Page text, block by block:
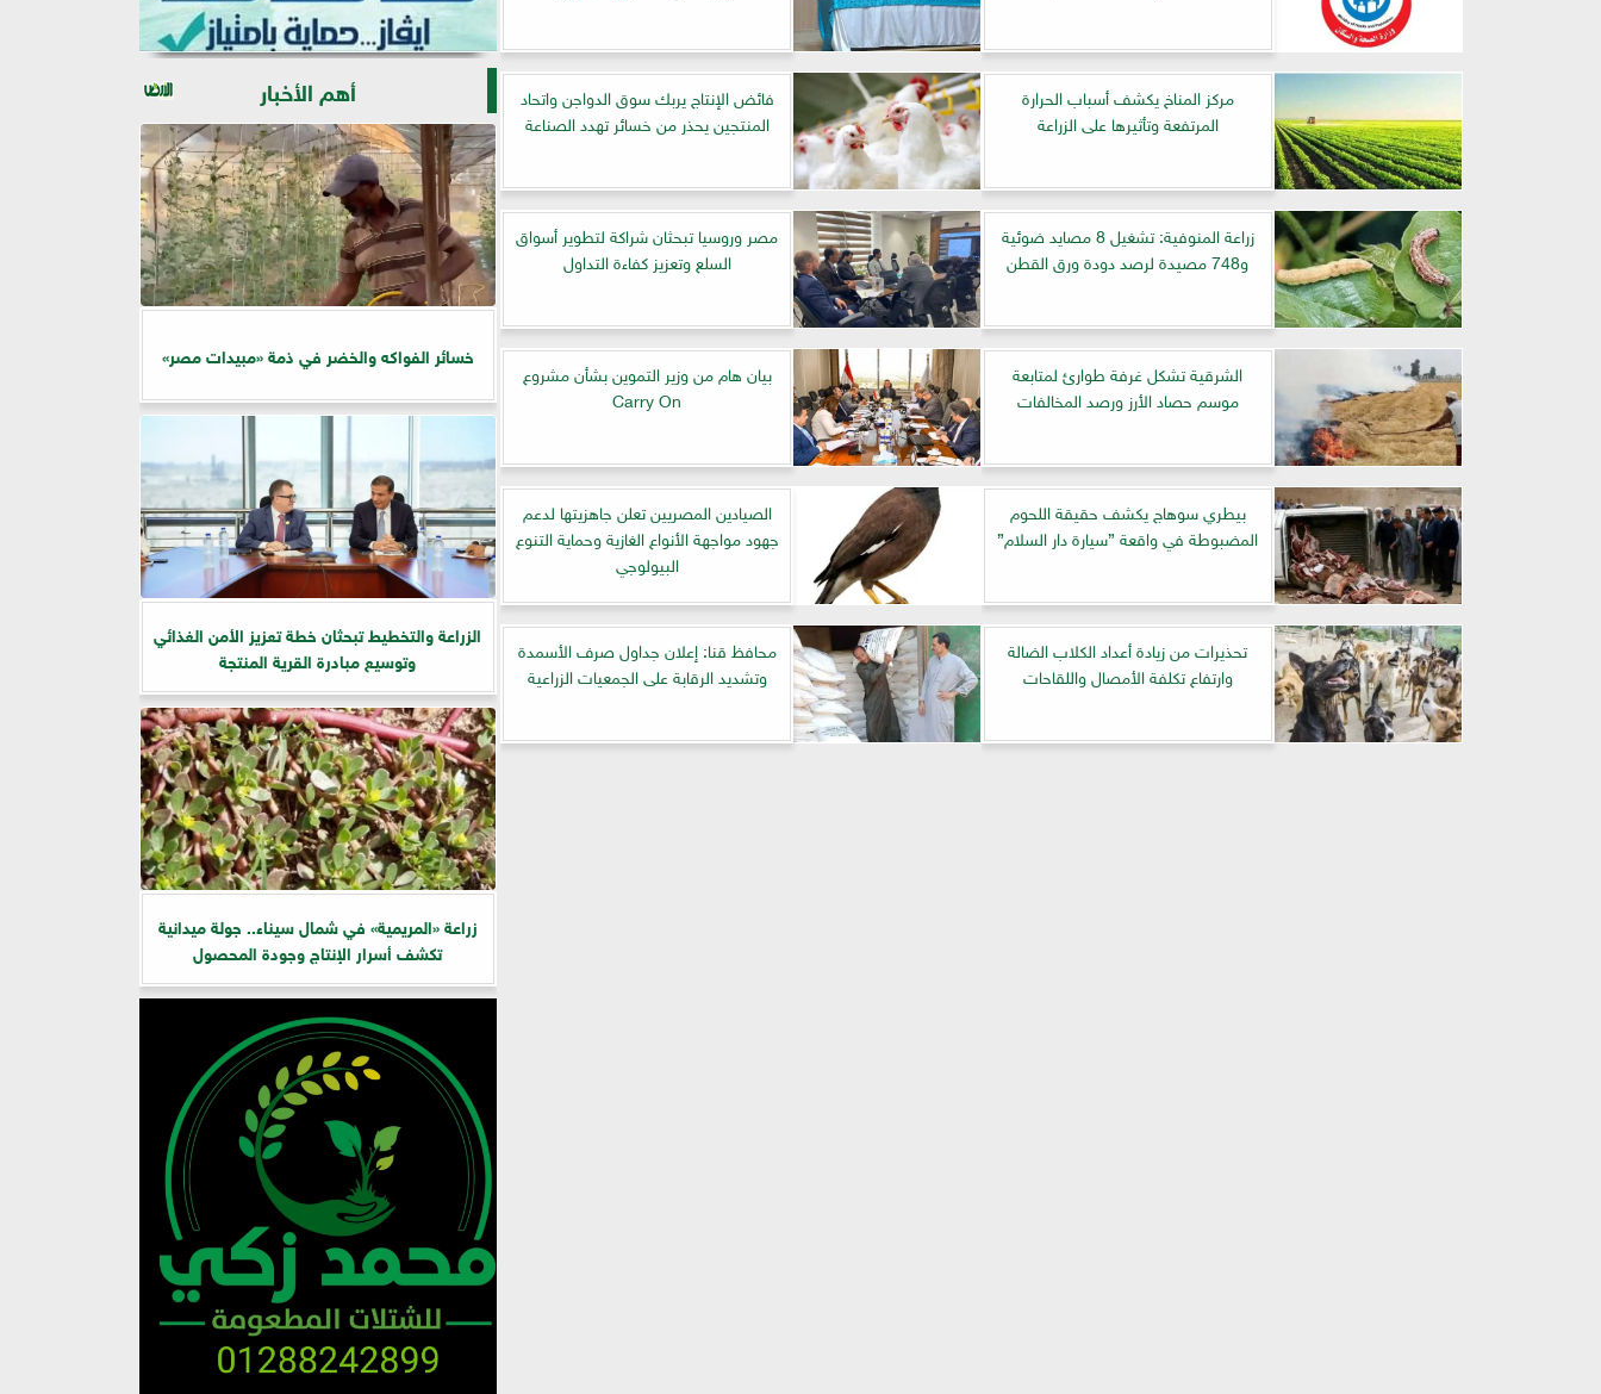
مركز المناخ يكشف أسباب الحرارة
المرتفعة وتأثيرها على الزراعة
فائض الإنتاج يربك سوق الدواجن واتحاد
المنتجين يحذر من خسائر تهدد الصناعة
زراعة المنوفية: تشغيل 8 مصايد ضوئية
و748 مصيدة لرصد دودة ورق القطن
مصر وروسيا تبحثان شراكة لتطوير أسواق
السلع وتعزيز كفاءة التداول
الشرقية تشكل غرفة طوارئ لمتابعة
موسم حصاد الأرز ورصد المخالفات
بيان هام من وزير التموين بشأن مشروع
Carry On
بيطري سوهاج يكشف حقيقة اللحوم
المضبوطة في واقعة ”سيارة دار السلام”
الصيادين المصريين تعلن جاهزيتها لدعم
جهود مواجهة الأنواع الغازية وحماية التنوع
البيولوجي
تحذيرات من زيادة أعداد الكلاب الضالة
وارتفاع تكلفة الأمصال واللقاحات
محافظ قنا: إعلان جداول صرف الأسمدة
وتشديد الرقابة على الجمعيات الزراعية
أهم الأخبار
خسائر الفواكه والخضر في ذمة «مبيدات مصر»
الزراعة والتخطيط تبحثان خطة تعزيز الأمن الغذائي
وتوسيع مبادرة القرية المنتجة
زراعة «المريمية» في شمال سيناء.. جولة ميدانية
تكشف أسرار الإنتاج وجودة المحصول